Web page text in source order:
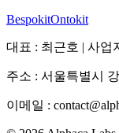
BespokitOntokit
대표 : 최근호 | 사업
주소 : 서울특별시
이메일 :